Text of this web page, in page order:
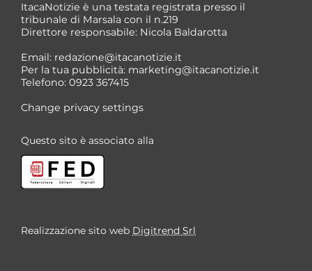
*
ItacaNotizie è una testata registrata presso il
tribunale di Marsala con il n.219
Direttore responsabile: Nicola Baldarotta
Email: redazione@itacanotizie.it
Per la tua pubblicità: marketing@itacanotizie.it
Telefono: 0923 367415
Change privacy settings
Questo sito è associato alla
Realizzazione sito web Digitrend Srl